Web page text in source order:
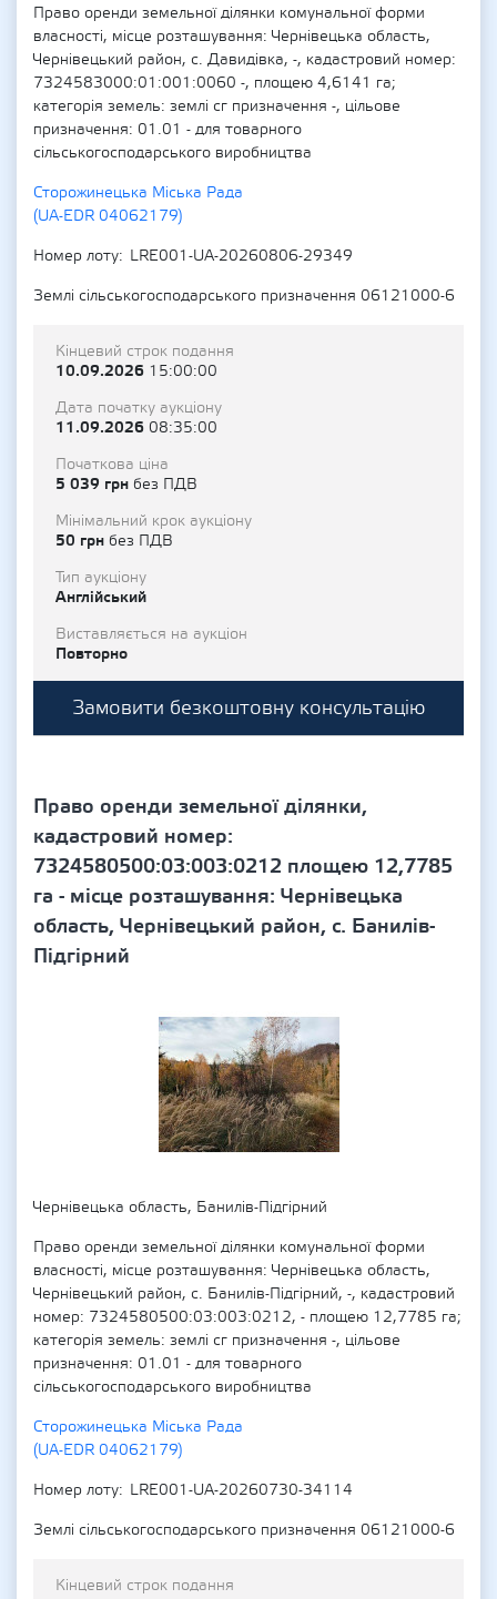
Право оренди земельної ділянки комунальної форми
власності, місце розташування: Чернівецька область,
Чернівецький район, с. Давидівка, -, кадастровий номер:
7324583000:01:001:0060 -, площею 4,6141 га;
категорія земель: землі сг призначення -, цільове
призначення: 01.01 - для товарного
сільськогосподарського виробництва
Сторожинецька Міська Рада
(UA-EDR 04062179)
Номер лоту
LRE001-UA-20260806-29349
Землі сільськогосподарського призначення 06121000-6
Кінцевий строк подання
10.09.2026 15:00:00
Дата початку аукціону
11.09.2026 08:35:00
Початкова ціна
5 039 грн без ПДВ
Мінімальний крок аукціону
50 грн без ПДВ
Тип аукціону
Англійський
Виставляється на аукціон
Повторно
Замовити безкоштовну консультацію
Право оренди земельної ділянки,
кадастровий номер:
7324580500:03:003:0212 площею 12,7785
га - місце розташування: Чернівецька
область, Чернівецький район, с. Банилів-
Підгірний
Чернівецька область, Банилів-Підгірний
Право оренди земельної ділянки комунальної форми
власності, місце розташування: Чернівецька область,
Чернівецький район, с. Банилів-Підгірний, -, кадастровий
номер: 7324580500:03:003:0212, - площею 12,7785 га;
категорія земель: землі сг призначення -, цільове
призначення: 01.01 - для товарного
сільськогосподарського виробництва
Сторожинецька Міська Рада
(UA-EDR 04062179)
Номер лоту
LRE001-UA-20260730-34114
Землі сільськогосподарського призначення 06121000-6
Кінцевий строк подання